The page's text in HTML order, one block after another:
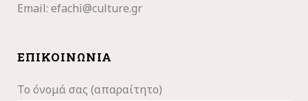
Email: efachi@culture.gr
ΕΠΙΚΟΙΝΩΝΊΑ
Το όνομά σας (απαραίτητο)